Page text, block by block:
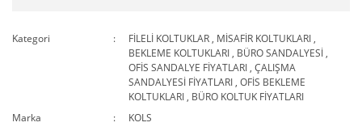
Kategori FİLELİ KOLTUKLAR , MİSAFİR KOLTUKLARI ,
BEKLEME KOLTUKLARI , BÜRO SANDALYESİ ,
OFİS SANDALYE FİYATLARI ,ÇALIŞMA
SANDALYESİ FİYATLARI ,OFİS BEKLEME
KOLTUKLARI , BÜRO KOLTUK FİYATLARI
Marka
KOLS